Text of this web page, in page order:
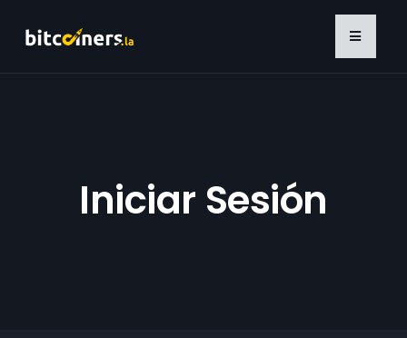
Iniciar Sesión